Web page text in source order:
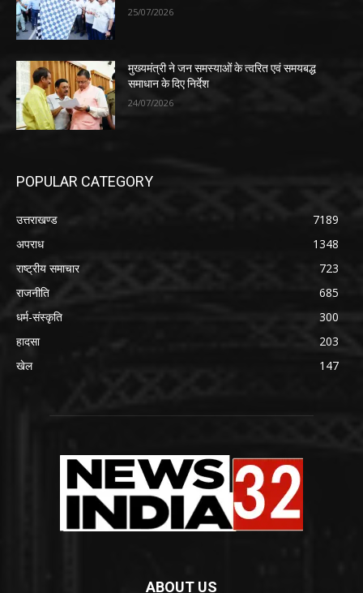
25/07/2026
मुख्यमंत्री ने जन समस्याओं के त्वरित एवं समयबद्ध
समाधान के दिए निर्देश
24/07/2026
POPULAR CATEGORY
उत्तराखण्ड
7189
अपराध
1348
राष्ट्रीय समाचार
723
राजनीति
685
धर्म-संस्कृति
300
हादसा
203
खेल
147
ABOUT US